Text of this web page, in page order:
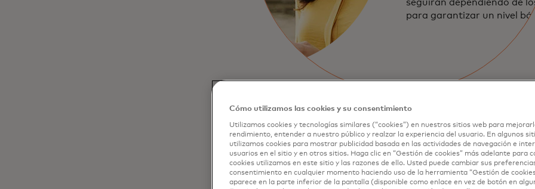
necesitados
seguirán dependiendo de
para garantizar un nivel
Cómo utilizamos las cookies y su consentimiento
Utilizamos cookies y tecnologías similares (“cookies”) en nuestros sitios web para
rendimiento, entender a nuestro público y realzar la experiencia del usuario. En algunos
utilizamos cookies para mostrar publicidad basada en las actividades de navegación e
usuarios en el sitio y en otros sitios. Haga clic en “Gestión de cookies” más adelante para
cookies utilizamos en este sitio y las razones de ello. Usted puede cambiar sus
consentimiento en cualquier momento haciendo uso de la herramienta “Gestión de
aparece en la parte inferior de la pantalla (disponible como enlace en vez de botón en